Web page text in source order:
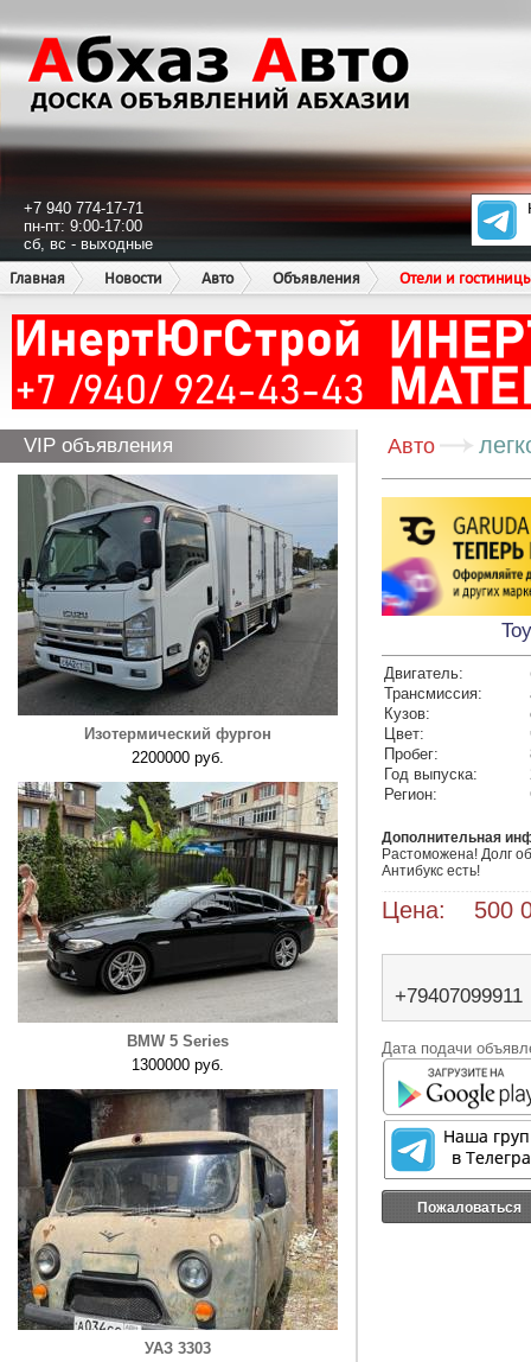
+7 940 774-17-71
пн-пт: 9:00-17:00
сб, вс - выходные
Главная
Новости Авто Объявления Отели и
VIP объявления
Изотермический фургон
2200000 руб.
BMW 5 Series
1300000 руб.
УАЗ 3303
Авто
Двигатель:
Трансмиссия:
Кузов:
Цвет:
Пробег:
Год выпуска:
Регион:
Дополнительная
Растоможена! Долг
Антибукс есть!
Цена: 500
+79407099911
Дата подачи
Пожаловаться